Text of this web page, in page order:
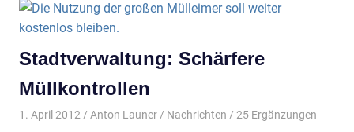
Stadtverwaltung: Schärfere
Müllkontrollen
1. April 2012 Anton Launer Nachrichten / 25 Ergänzungen